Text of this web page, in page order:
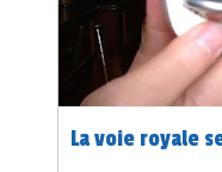
La voie royale